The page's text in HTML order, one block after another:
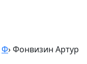
Ф›Фонвизин Артур